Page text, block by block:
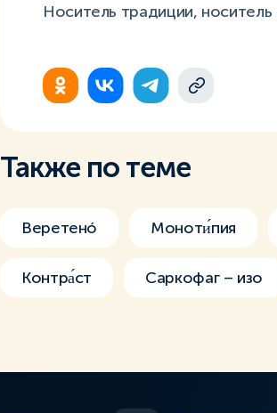
Носитель традиции,
Также по теме
Веретенó Моноти́пия
Контра́ст Саркофаг – изо